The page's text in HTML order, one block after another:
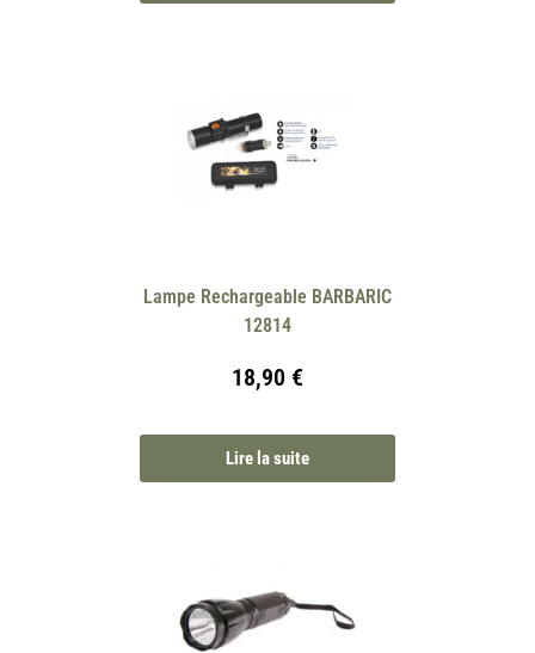
Lampe Rechargeable BARBARIC
12814
18,90 €
Lire la suite